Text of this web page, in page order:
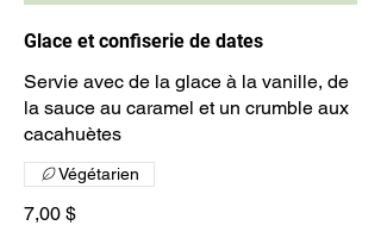
Glace et confiserie de dates
Servie avec de la glace à la vanille, de
la sauce au caramel et un crumble aux
cacahuètes
7,00 $
Végétarien